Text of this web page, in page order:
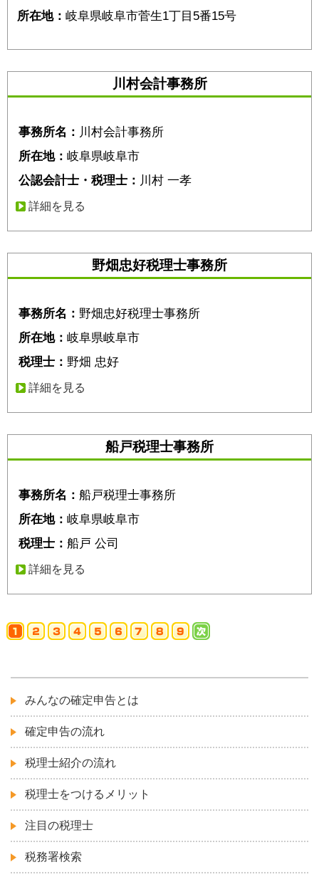
所在地： 岐阜県岐阜市菅生1丁目5番15号
川村会計事務所
事務所名： 川村会計事務所
所在地： 岐阜県岐阜市
公認会計士・税理士： 川村 一孝
詳細を見る
野畑忠好税理士事務所
事務所名： 野畑忠好税理士事務所
所在地： 岐阜県岐阜市
税理士： 野畑 忠好
詳細を見る
船戸税理士事務所
事務所名： 船戸税理士事務所
所在地： 岐阜県岐阜市
税理士： 船戸 公司
詳細を見る
みんなの確定申告とは
確定申告の流れ
税理士紹介の流れ
税理士をつけるメリット
注目の税理士
税務署検索